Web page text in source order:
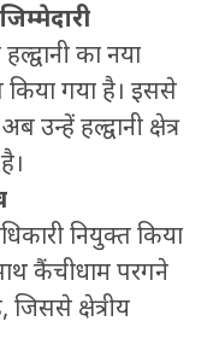
का नया
किया गया है। इससे
उन्हें हल्द्वानी क्षेत्र
नियुक्त किया
कैंचीधाम परगने
जिससे क्षेत्रीय